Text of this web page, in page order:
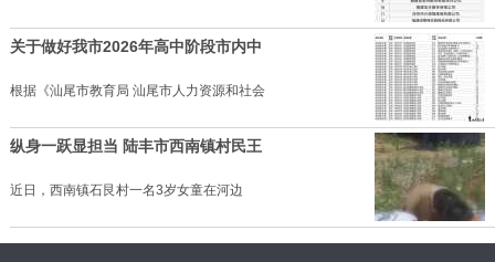
关于做好我市2026年高中阶段市内中
根据《汕尾市教育局 汕尾市人力资源和社会
纵身一跃显担当 陆丰市西南镇村民王
近日，西南镇石艮村一名3岁女童在河边